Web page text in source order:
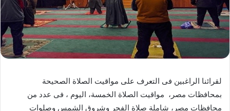
لقرائنا الراغبين فى التعرف على مواقيت الصلاة الصحيحة
بمحافظات مصر، مواقيت الصلاة الخمسة، اليوم ، فى عدد من
محافظات مصر، شاملة صلاة الفجر وشروق الشمس وصلوات